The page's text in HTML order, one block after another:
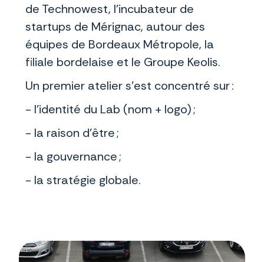
de Technowest, l’incubateur de
startups de Mérignac, autour des
équipes de Bordeaux Métropole, la
filiale bordelaise et le Groupe Keolis.
Un premier atelier s'est concentré sur :
- l’identité du Lab (nom + logo) ;
- la raison d’être ;
- la gouvernance ;
- la stratégie globale.